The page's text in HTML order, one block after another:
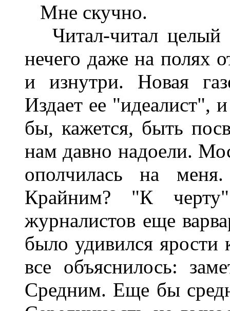
Мне скучно.
Читал-читал целый
нечего даже на полях
и изнутри. Новая
Издает ее "идеалист",
бы, кажется, быть
нам давно надоели.
ополчилась на
Крайним? "К
журналистов еще
было удивился ярости
все объяснилось:
Средним. Еще бы